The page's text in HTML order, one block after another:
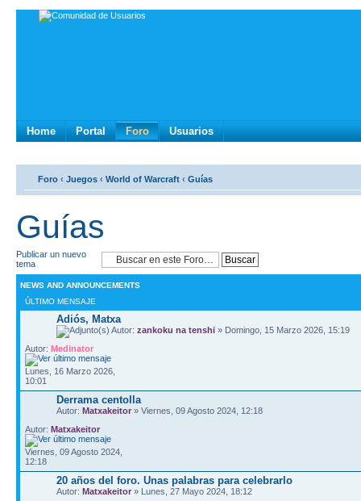
Home Portal Foro Usuarios
Foro ‹ Juegos ‹ World of Warcraft ‹ Guías
Guías
Publicar un nuevo
tema
NEWS AND ANNOUNCEMENTS
ÚLTIMO MENSAJE
Adiós, Matxa
Autor: zankoku na tenshi » Domingo, 15 Marzo 2026, 15:19
Autor: Medinator
Lunes, 16 Marzo 2026,
10:01
Derrama centolla
Autor: Matxakeitor » Viernes, 09 Agosto 2024, 12:18
Autor: Matxakeitor
Viernes, 09 Agosto 2024,
12:18
20 años del foro. Unas palabras para celebrarlo
Autor: Matxakeitor » Lunes, 27 Mayo 2024, 18:12